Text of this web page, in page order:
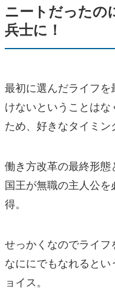
ニートだったの
兵士に！
最初に選んだライフ
けないということは
ため、好きなタイミン
働き方改革の最終形態
国王が無職の主人公
得。
せっかくなのでライフ
なににでもなれると
ョイス。